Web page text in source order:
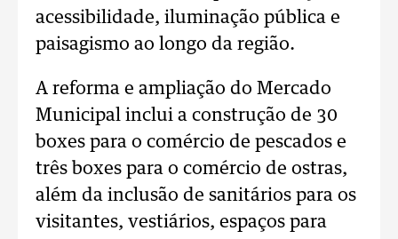
acessibilidade, iluminação pública e
paisagismo ao longo da região.
A reforma e ampliação do Mercado
Municipal inclui a construção de 30
boxes para o comércio de pescados e
três boxes para o comércio de ostras,
além da inclusão de sanitários para os
visitantes, vestiários, espaços para